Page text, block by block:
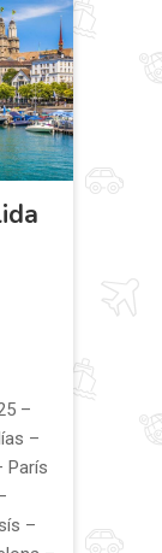
–
–
París
–